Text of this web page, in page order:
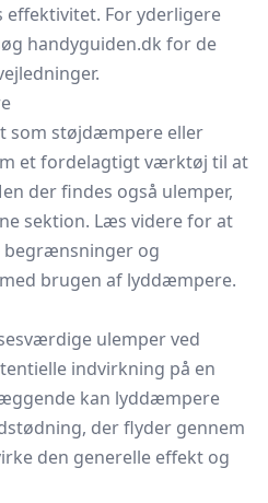
effektivitet. For yderligere
handyguiden.dk for de
som støjdæmpere eller
et fordelagtigt værktøj til at
der findes også ulemper,
sektion. Læs videre for at
begrænsninger og
brugen af lyddæmpere.
ulemper ved
indvirkning på en
kan lyddæmpere
der flyder gennem
den generelle effekt og